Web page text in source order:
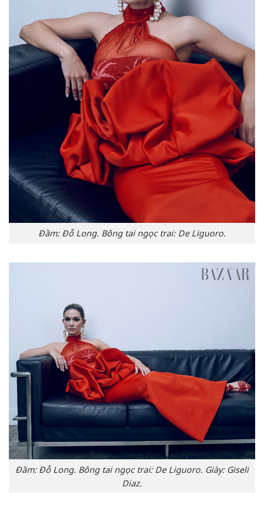
Đầm: Đỗ Long. Bông tai ngọc trai: De Liguoro.
Đầm: Đỗ Long. Bông tai ngọc trai: De Liguoro. Giày: Giseli
Diaz.